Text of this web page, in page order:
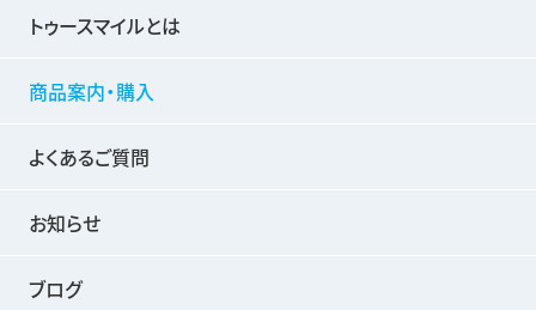
トゥースマイルとは
商品案内・購入
よくあるご質問
お知らせ
ブログ